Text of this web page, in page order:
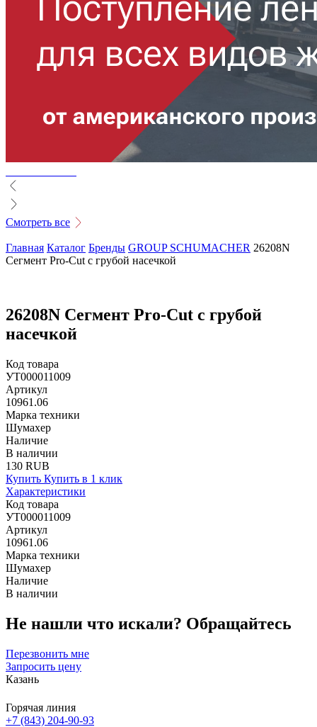
Смотреть все
Главная Каталог Бренды GROUP SCHUMACHER 26208N
Сегмент Pro-Cut с грубой насечкой
26208N Сегмент Pro-Cut с грубой
насечкой
Код товара
УТ000011009
Артикул
10961.06
Марка техники
Шумахер
Наличие
В наличии
130 RUB
Купить Купить в 1 клик
Характеристики
Код товара
УТ000011009
Артикул
10961.06
Марка техники
Шумахер
Наличие
В наличии
Не нашли что искали? Обращайтесь
Перезвонить мне
Запросить цену
Казань
Горячая линия
+7 (843) 204-90-93